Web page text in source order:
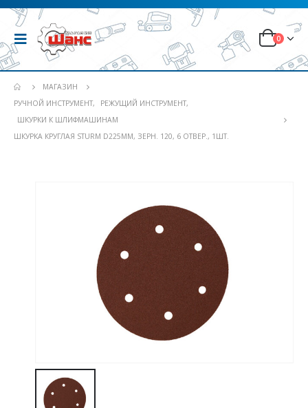
0
МАГАЗИН
РУЧНОЙ ИНСТРУМЕНТ, РЕЖУЩИЙ ИНСТРУМЕНТ,
ШКУРКИ К ШЛИФМАШИНАМ
ШКУРКА КРУГЛАЯ STURM D225ММ, ЗЕРН. 120, 6 ОТВЕР., 1ШТ.